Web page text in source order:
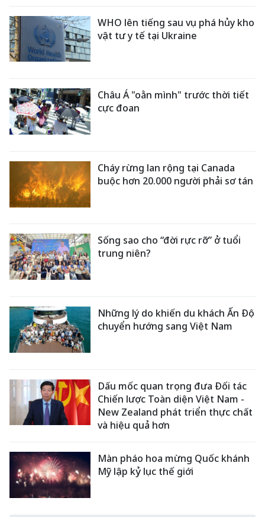
WHO lên tiếng sau vụ phá hủy kho
vật tư y tế tại Ukraine
Châu Á "oằn mình" trước thời tiết
cực đoan
Cháy rừng lan rộng tại Canada
buộc hơn 20.000 người phải sơ tán
Sống sao cho “đời rực rỡ” ở tuổi
trung niên?
Những lý do khiến du khách Ấn Độ
chuyển hướng sang Việt Nam
Dấu mốc quan trọng đưa Đối tác
Chiến lược Toàn diện Việt Nam -
New Zealand phát triển thực chất
và hiệu quả hơn
Màn pháo hoa mừng Quốc khánh
Mỹ lập kỷ lục thế giới